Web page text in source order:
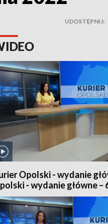
UDOSTĘPNIJ:
Opolski - wydanie
- wydanie główne –